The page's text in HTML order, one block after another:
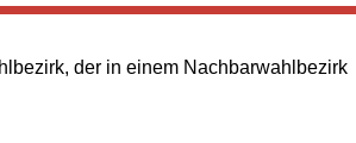
der in einem Nachbarwahlbezirk